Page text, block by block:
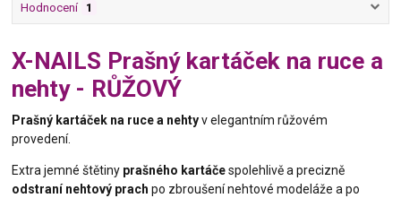
Hodnocení 1
X-NAILS Prašný kartáček na ruce a
nehty - RŮŽOVÝ
Prašný kartáček na ruce a nehtyv elegantním růžovém
provedení.
Extra jemné štětiny prašného kartáčespolehlivě a precizně
odstraní nehtový prach po zbroušení nehtové modeláže a po